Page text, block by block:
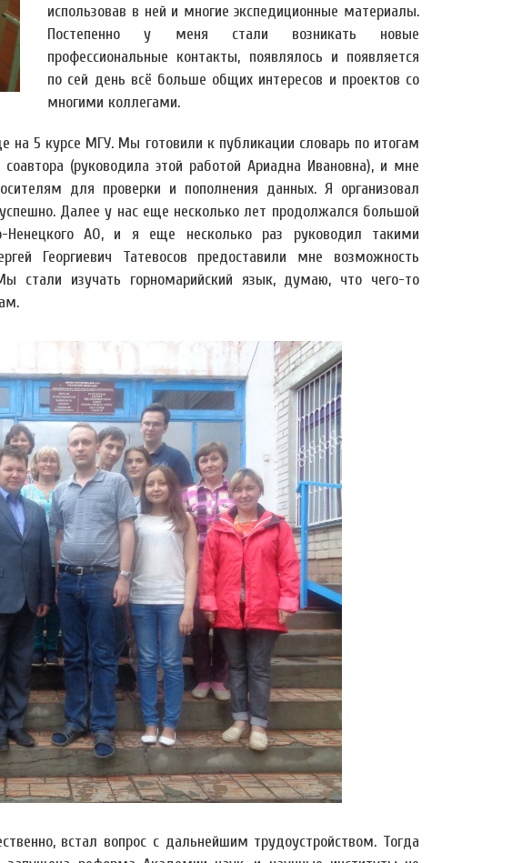
использовав в ней и многие экспедиционные материалы.
Постепенно у меня стали возникать новые
профессиональные контакты, появлялось и появляется
по сей день всё больше общих интересов и проектов со
многими коллегами.
на 5 курсе МГУ. Мы готовили к публикации словарь по итогам
(руководила этой работой Ариадна Ивановна), и мне
для проверки и пополнения данных. Я организовал
Далее у нас еще несколько лет продолжался большой
Ненецкого АО, и я еще несколько раз руководил такими
Георгиевич Татевосов предоставили мне возможность
стали изучать горномарийский язык, думаю, что чего-то
встал вопрос с дальнейшим трудоустройством. Тогда